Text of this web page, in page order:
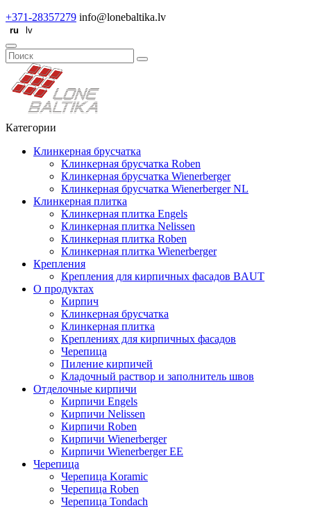
+371-28357279 info@lonebaltika.lv
Категории
Клинкерная брусчатка
Клинкерная брусчатка Roben
Клинкерная брусчатка Wienerberger
Клинкерная брусчатка Wienerberger NL
Клинкерная плитка
Клинкерная плитка Engels
Клинкерная плитка Nelissen
Клинкерная плитка Roben
Клинкерная плитка Wienerberger
Крепления
Крепления для кирпичных фасадов BAUT
О продуктах
Кирпич
Клинкерная брусчатка
Клинкерная плитка
Креплениях для кирпичных фасадов
Черепица
Пиление кирпичей
Кладочный раствор и заполнитель швов
Отделочные кирпичи
Кирпичи Engels
Кирпичи Nelissen
Кирпичи Roben
Кирпичи Wienerberger
Кирпичи Wienerberger EE
Черепица
Черепица Koramic
Черепица Roben
Черепица Tondach